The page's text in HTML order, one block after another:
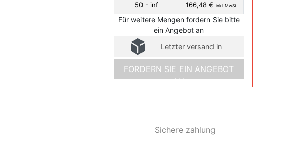
50 - inf 166,48 € inkl. MwSt.
Für weitere Mengen fordern Sie bitte
ein Angebot an
Letzter versand in
FORDERN SIE EIN ANGEBOT
AN
Sichere zahlung